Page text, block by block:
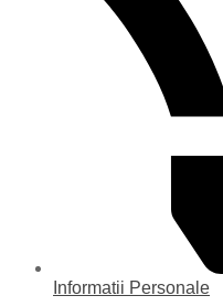
Informatii Personale